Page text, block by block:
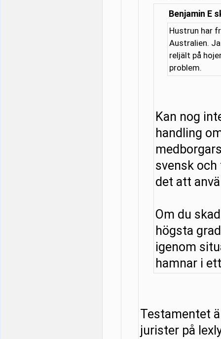
Benjamin E
Hustrun har
Australien.
reljält på
problem.
Kan nog
handling
svensk
det att
Om du
högsta
igenom
hamnar i
Testamentet
jurister på